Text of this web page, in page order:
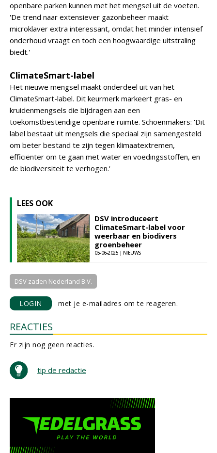
openbare parken kunnen met het mengsel uit de voeten.
'De trend naar extensiever gazonbeheer maakt
microklaver extra interessant, omdat het minder intensief
onderhoud vraagt en toch een hoogwaardige uitstraling
biedt.'
ClimateSmart-label
Het nieuwe mengsel maakt onderdeel uit van het
ClimateSmart-label. Dit keurmerk markeert gras- en
kruidenmengsels die bijdragen aan een
toekomstbestendige openbare ruimte. Schoenmakers: 'Dit
label bestaat uit mengsels die speciaal zijn samengesteld
om beter bestand te zijn tegen klimaatextremen,
efficiënter om te gaan met water en voedingsstoffen, en
de biodiversiteit te verhogen.'
LEES OOK
DSV introduceert
ClimateSmart-label voor
weerbaar en biodivers
groenbeheer
05-06-2025 | NIEUWS
DSV zaden Nederland B.V.
LOGIN met je e-mailadres om te reageren.
REACTIES
Er zijn nog geen reacties.
tip de redactie